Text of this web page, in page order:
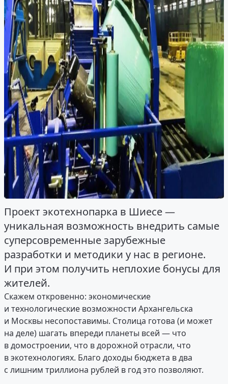
Проект экотехнопарка в Шиесе —
уникальная возможность внедрить самые
суперсовременные зарубежные
разработки и методики у нас в регионе.
И при этом получить неплохие бонусы для
жителей.
Скажем откровенно: экономические
и технологические возможности Архангельска
и Москвы несопоставимы. Столица готова (и может
на деле) шагать впереди планеты всей — что
в домостроении, что в дорожной отрасли, что
в экотехнологиях. Благо доходы бюджета в два
с лишним триллиона рублей в год это позволяют.